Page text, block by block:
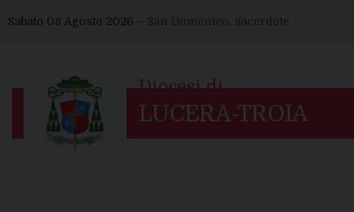
toSabato 08 Agosto 2026 – San Domenico, Sacerdote